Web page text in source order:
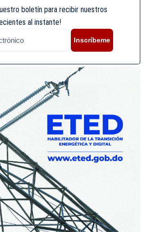
boletín para recibir nuestros
al instante!
Inscríbeme